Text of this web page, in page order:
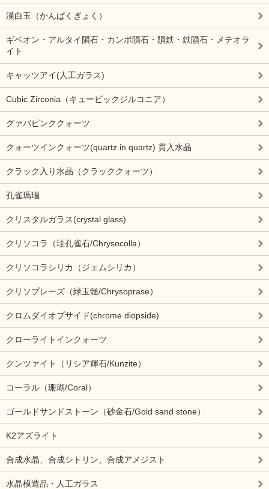
漢白玉（かんぱくぎょく）
ギベオン・アルタイ隕石・カンボ隕石・隕鉄・鉄隕石・メテオラ
イト
キャッツアイ(人工ガラス)
Cubic Zirconia（キュービックジルコニア）
グァバピンククォーツ
クォーツインクォーツ(quartz in quartz) 貫入水晶
クラック入り水晶（クラッククォーツ）
孔雀瑪瑙
クリスタルガラス(crystal glass)
クリソコラ（珪孔雀石/Chrysocolla）
クリソコラシリカ（ジェムシリカ）
クリソプレーズ（緑玉髄/Chrysoprase）
クロムダイオプサイド(chrome diopside)
クローライトインクォーツ
クンツァイト（リシア輝石/Kunzite）
コーラル（珊瑚/Coral）
ゴールドサンドストーン（砂金石/Gold sand stone）
K2アズライト
合成水晶、合成シトリン、合成アメジスト
水晶模造品・人工ガラス